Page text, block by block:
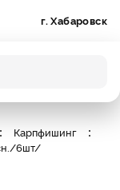
г. Хабаровск
Карпфишинг
6шт/